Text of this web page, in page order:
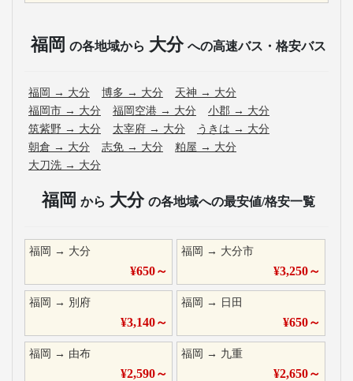
福岡 の各地域から 大分 への高速バス・格安バス
福岡 → 大分 博多 → 大分 天神 → 大分
福岡市 → 大分 福岡空港 → 大分 小郡 → 大分
筑紫野 → 大分 太宰府 → 大分 うきは → 大分
朝倉 → 大分 志免 → 大分 粕屋 → 大分
大刀洗 → 大分
福岡 から 大分 の各地域への最安値/格安一覧
福岡 → 大分
¥650～
福岡 → 大分市
¥3,250～
福岡 → 別府
¥3,140～
福岡 → 日田
¥650～
福岡 → 由布
¥2,590～
福岡 → 九重
¥2,650～